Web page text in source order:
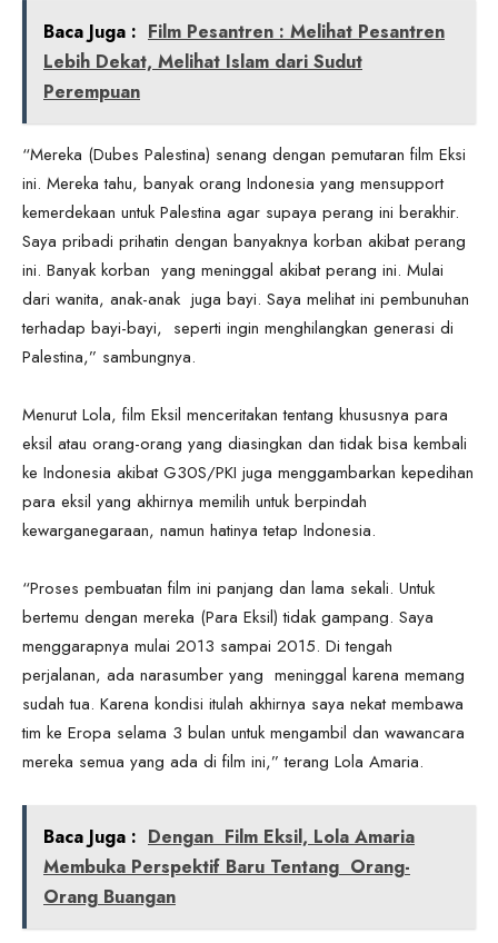
Baca Juga : Film Pesantren : Melihat Pesantren
Lebih Dekat, Melihat Islam dari Sudut
Perempuan
“Mereka (Dubes Palestina) senang dengan pemutaran film Eksi
ini. Mereka tahu, banyak orang Indonesia yang mensupport
kemerdekaan untuk Palestina agar supaya perang ini berakhir.
Saya pribadi prihatin dengan banyaknya korban akibat perang
ini. Banyak korban yang meninggal akibat perang ini. Mulai
dari wanita, anak-anak juga bayi. Saya melihat ini pembunuhan
terhadap bayi-bayi, seperti ingin menghilangkan generasi di
Palestina,” sambungnya.
Menurut Lola, film Eksil menceritakan tentang khususnya para
eksil atau orang-orang yang diasingkan dan tidak bisa kembali
ke Indonesia akibat G30S/PKI juga menggambarkan kepedihan
para eksil yang akhirnya memilih untuk berpindah
kewarganegaraan, namun hatinya tetap Indonesia.
“Proses pembuatan film ini panjang dan lama sekali. Untuk
bertemu dengan mereka (Para Eksil) tidak gampang. Saya
menggarapnya mulai 2013 sampai 2015. Di tengah
perjalanan, ada narasumber yang meninggal karena memang
sudah tua. Karena kondisi itulah akhirnya saya nekat membawa
tim ke Eropa selama 3 bulan untuk mengambil dan wawancara
mereka semua yang ada di film ini,” terang Lola Amaria.
Baca Juga : Dengan Film Eksil, Lola Amaria
Membuka Perspektif Baru Tentang Orang-
Orang Buangan